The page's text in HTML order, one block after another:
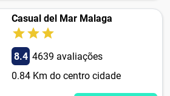
Casual del Mar Malaga
8.4 4639 avaliações
0.84 Km do centro cidade